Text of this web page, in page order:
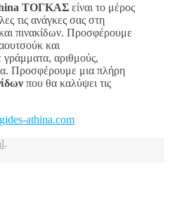
ΤΟΓΚΑΣ είναι το μέρος
τις ανάγκες σας στη
πινακίδων. Προσφέρουμε
και
γράμματα, αριθμούς,
Προσφέρουμε μια πλήρη
που θα καλύψει τις
athina.com
.